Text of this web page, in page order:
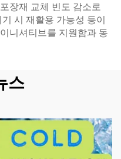
장재 교체 빈도 감소로
시 재활용 가능성 등이
니셔티브를 지원함과 동
스